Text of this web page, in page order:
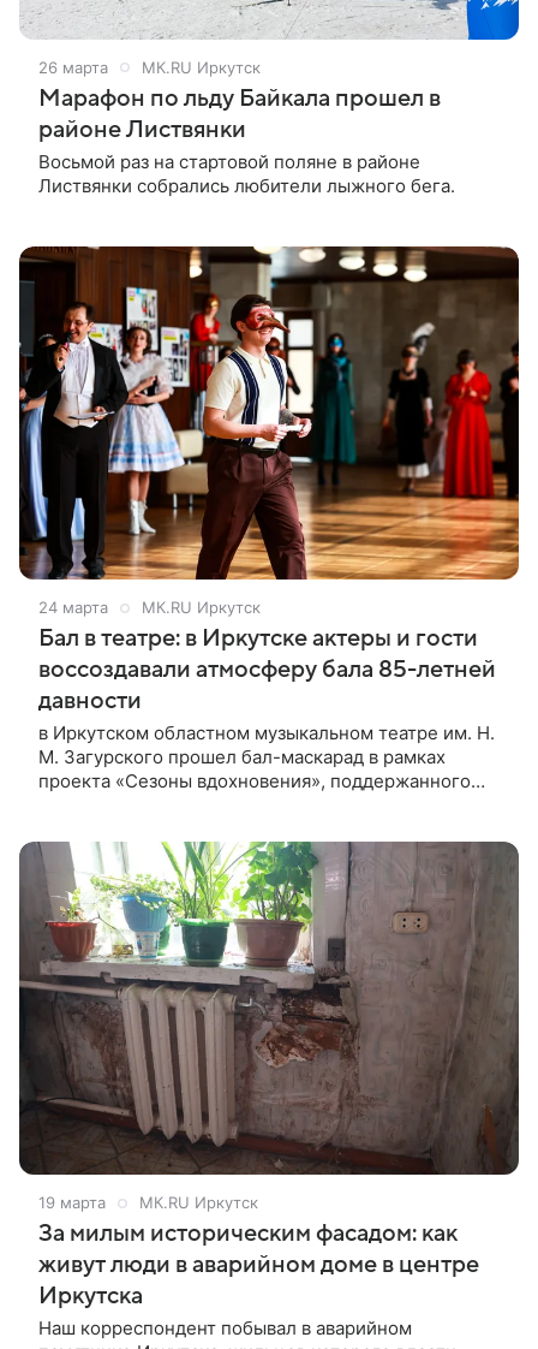
26 марта МК.RU Иркутск
Марафон по льду Байкала прошел в
районе Листвянки
Восьмой раз на стартовой поляне в районе
Листвянки собрались любители лыжного бега.
24 марта МК.RU Иркутск
Бал в театре: в Иркутске актеры и гости
воссоздавали атмосферу бала 85-летней
давности
в Иркутском областном музыкальном театре им. Н.
М. Загурского прошел бал-маскарад в рамках
проекта «Сезоны вдохновения», поддержанного
19 марта МК.RU Иркутск
За милым историческим фасадом: как
живут люди в аварийном доме в центре
Иркутска
Наш корреспондент побывал в аварийном